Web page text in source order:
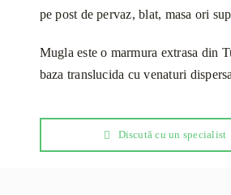
840x300x20mm
pe post de pervaz, blat, masa ori
Mugla este o marmura extrasa din
baza translucida cu venaturi
Discută cu un specialist